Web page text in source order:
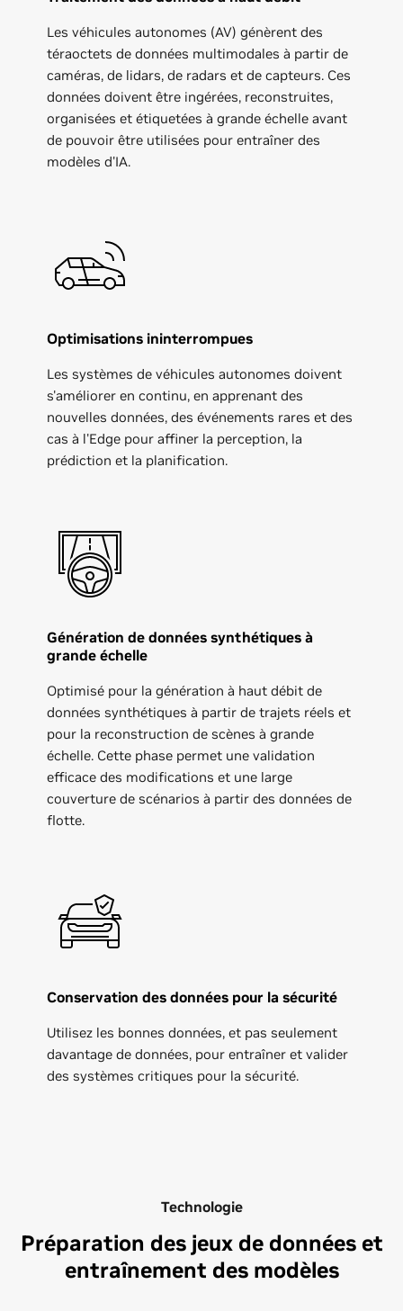
Les véhicules autonomes (AV) génèrent des
téraoctets de données multimodales à partir de
caméras, de lidars, de radars et de capteurs. Ces
données doivent être ingérées, reconstruites,
organisées et étiquetées à grande échelle avant
de pouvoir être utilisées pour entraîner des
modèles d'IA.
Optimisations ininterrompues
Les systèmes de véhicules autonomes doivent
s'améliorer en continu, en apprenant des
nouvelles données, des événements rares et des
cas à l'Edge pour affiner la perception, la
prédiction et la planification.
Génération de données synthétiques à
grande échelle
Optimisé pour la génération à haut débit de
données synthétiques à partir de trajets réels et
pour la reconstruction de scènes à grande
échelle. Cette phase permet une validation
efficace des modifications et une large
couverture de scénarios à partir des données de
flotte.
Conservation des données pour la sécurité
Utilisez les bonnes données, et pas seulement
davantage de données, pour entraîner et valider
des systèmes critiques pour la sécurité.
Technologie
Préparation des jeux de données et
entraînement des modèles